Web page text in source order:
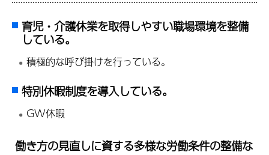
育児・介護休業を取得しやすい職場環境を整備
している。
積極的な呼び掛けを行っている。
特別休暇制度を導入している。
GW休暇
働き方の見直しに資する多様な労働条件の整備な